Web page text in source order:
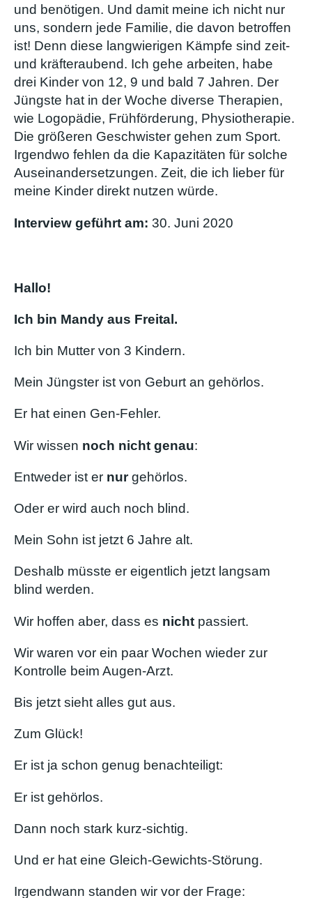
und benötigen. Und damit meine ich nicht nur
uns, sondern jede Familie, die davon betroffen
ist! Denn diese langwierigen Kämpfe sind zeit-
und kräfteraubend. Ich gehe arbeiten, habe
drei Kinder von 12, 9 und bald 7 Jahren. Der
Jüngste hat in der Woche diverse Therapien,
wie Logopädie, Frühförderung, Physiotherapie.
Die größeren Geschwister gehen zum Sport.
Irgendwo fehlen da die Kapazitäten für solche
Auseinandersetzungen. Zeit, die ich lieber für
meine Kinder direkt nutzen würde.
Interview geführt am: 30. Juni 2020
Hallo!
Ich bin Mandy aus Freital.
Ich bin Mutter von 3 Kindern.
Mein Jüngster ist von Geburt an gehörlos.
Er hat einen Gen-Fehler.
Wir wissen noch nicht genau:
Entweder ist er nurgehörlos.
Oder er wird auch noch blind.
Mein Sohn ist jetzt 6 Jahre alt.
Deshalb müsste er eigentlich jetzt langsam
blind werden.
Wir hoffen aber, dass es nicht passiert.
Wir waren vor ein paar Wochen wieder zur
Kontrolle beim Augen-Arzt.
Bis jetzt sieht alles gut aus.
Zum Glück!
Er ist ja schon genug benachteiligt:
Er ist gehörlos.
Dann noch stark kurz-sichtig.
Und er hat eine Gleich-Gewichts-Störung.
Irgendwann standen wir vor der Frage: